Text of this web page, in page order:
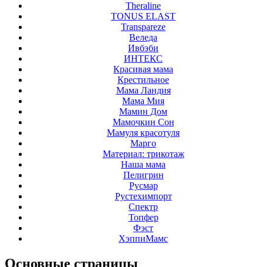
Theraline
TONUS ELAST
Transpareze
Веледа
Ивбэби
ИНТЕКС
Красивая мама
Крестильное
Мама Ландия
Мама Мия
Мамин Дом
Мамочкин Сон
Мамуля красотуля
Марго
Материал: трикотаж
Наша мама
Пелигрин
Русмар
Рустехимпорт
Спектр
Топфер
Фэст
ХэппиМамс
Основные страницы